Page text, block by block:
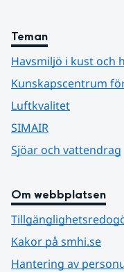
Teman
Havsmiljö i kust och
Kunskapscentrum
Luftkvalitet
SIMAIR
Sjöar och vattendrag
Om webbplatsen
Kakor på smhi.se
Hantering av